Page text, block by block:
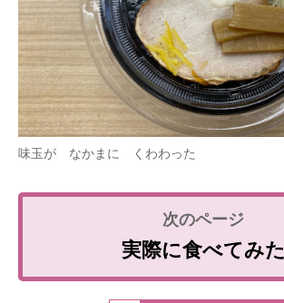
味玉が なかまに くわわった
実際に食べてみた